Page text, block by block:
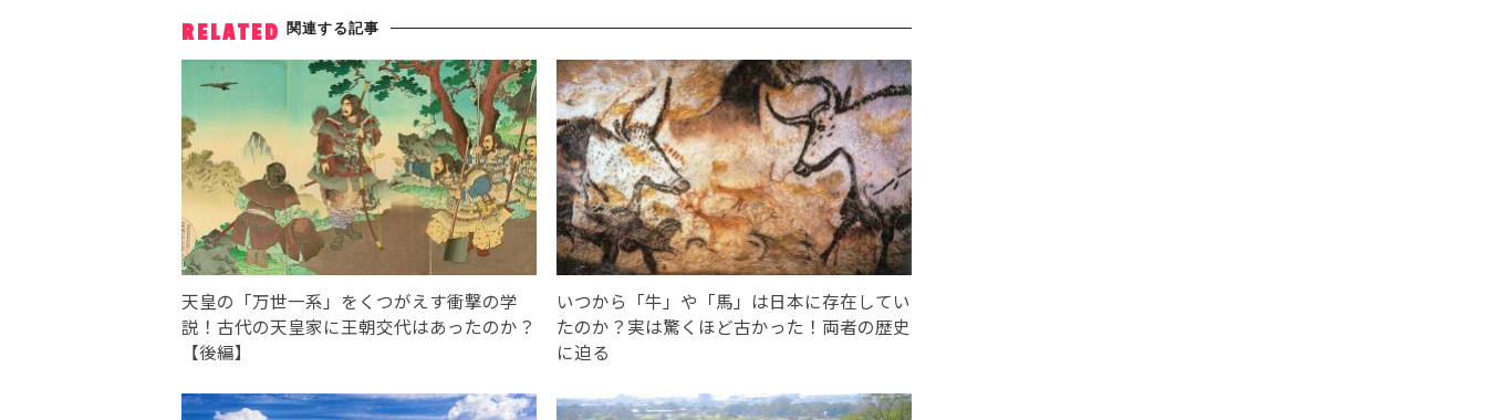
RELATED 関連する記事
天皇の「万世一系」をくつがえす衝撃の学
説！古代の天皇家に王朝交代はあったのか？
【後編】
いつから「牛」や「馬」は日本に存在してい
たのか？実は驚くほど古かった！両者の歴史
に迫る